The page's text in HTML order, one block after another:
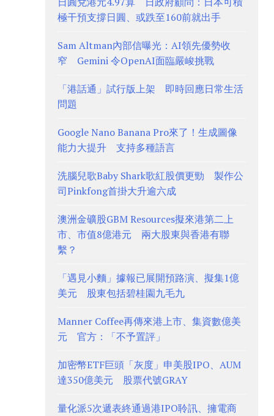
極干預支撐日圓、或跌至160前就出手
Sam Altman內部信曝光：AI領先優勢收
窄 Gemini 令OpenAI面臨嚴峻挑戰
「港話通」試行版上架 即時回應日常生活
問題
Google Nano Banana Pro來了！生成圖像
能力大提升 支持多種語言
洗腦兒歌Baby Shark歌紅股價更勁 製作公
司Pinkfong首掛大升逾六成
澳洲金礦股GBM Resources擬來港第二上
市、市值8億港元 兩大股東與香港有聯
繫？
「遇見小麵」據報已展開預路演、擬集1億
美元 股東包括碧桂園九毛九
Manner Coffee再傳來港上市、集資數億美
元 官方：「不予置評」
加密幣ETF巨頭「灰度」申美股IPO、AUM
達350億美元 股票代號GRAY
量化派5次遞表終通過港IPO聆訊、擁電商